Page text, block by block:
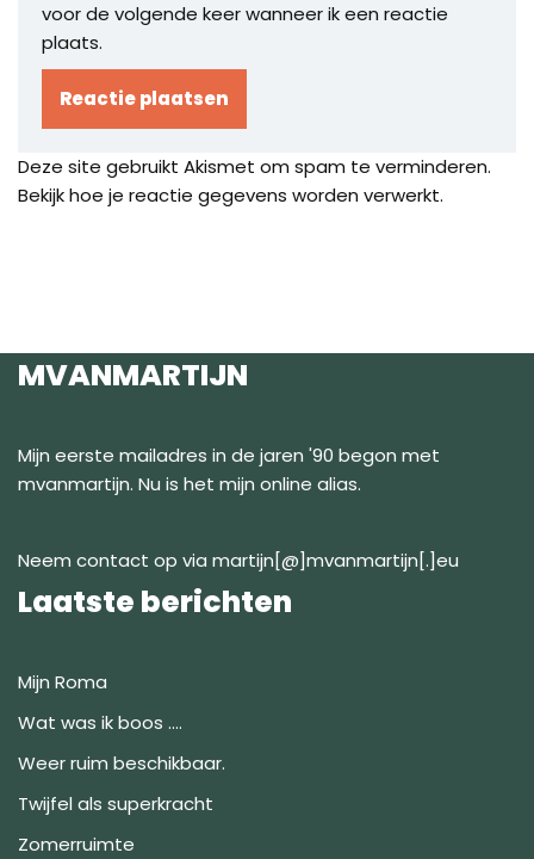
voor de volgende keer wanneer ik een reactie
plaats.
Deze site gebruikt Akismet om spam te verminderen.
Bekijk hoe je reactie gegevens worden verwerkt.
MVANMARTIJN
Mijn eerste mailadres in de jaren '90 begon met
mvanmartijn. Nu is het mijn online alias.
Neem contact op via martijn[@]mvanmartijn[.]eu
Laatste berichten
Mijn Roma
Wat was ik boos ….
Weer ruim beschikbaar.
Twijfel als superkracht
Zomerruimte